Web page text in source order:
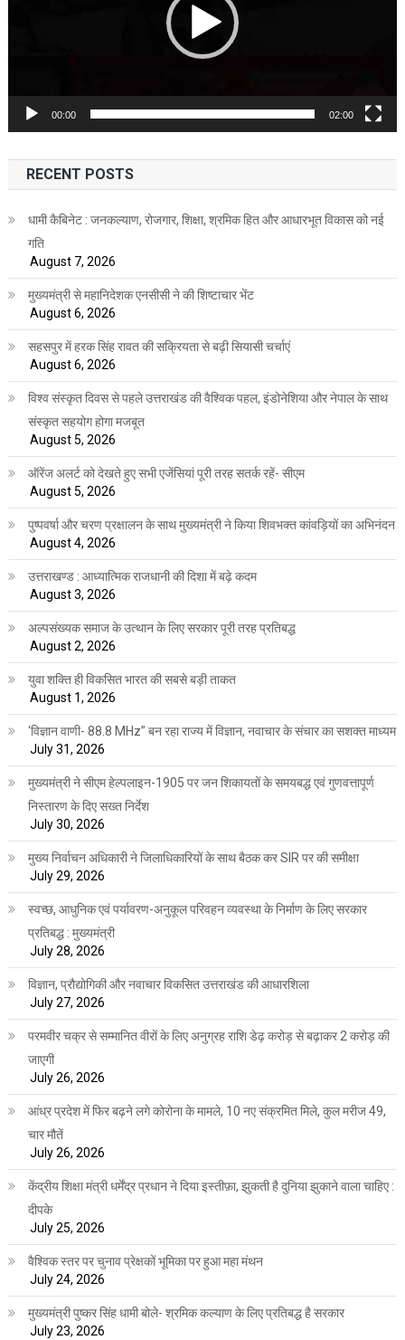
00:00 02:00
RECENT POSTS
धामी कैबिनेट : जनकल्याण, रोजगार, शिक्षा, श्रमिक हित और आधारभूत विकास को नई
गति
August 7, 2026
मुख्यमंत्री से महानिदेशक एनसीसी ने की शिष्टाचार भेंट
August 6, 2026
सहसपुर में हरक सिंह रावत की सक्रियता से बढ़ी सियासी चर्चाएं
August 6, 2026
विश्व संस्कृत दिवस से पहले उत्तराखंड की वैश्विक पहल, इंडोनेशिया और नेपाल के साथ
संस्कृत सहयोग होगा मजबूत
August 5, 2026
ऑरेंज अलर्ट को देखते हुए सभी एजेंसियां पूरी तरह सतर्क रहें- सीएम
August 5, 2026
पुष्पवर्षा और चरण प्रक्षालन के साथ मुख्यमंत्री ने किया शिवभक्त कांवड़ियों का अभिनंदन
August 4, 2026
उत्तराखण्ड : आध्यात्मिक राजधानी की दिशा में बढ़े कदम
August 3, 2026
अल्पसंख्यक समाज के उत्थान के लिए सरकार पूरी तरह प्रतिबद्ध
August 2, 2026
युवा शक्ति ही विकसित भारत की सबसे बड़ी ताकत
August 1, 2026
‘विज्ञान वाणी- 88.8 MHz” बन रहा राज्य में विज्ञान, नवाचार के संचार का सशक्त माध्यम
July 31, 2026
मुख्यमंत्री ने सीएम हेल्पलाइन-1905 पर जन शिकायतों के समयबद्ध एवं गुणवत्तापूर्ण
निस्तारण के दिए सख्त निर्देश
July 30, 2026
मुख्य निर्वाचन अधिकारी ने जिलाधिकारियों के साथ बैठक कर SIR पर की समीक्षा
July 29, 2026
स्वच्छ, आधुनिक एवं पर्यावरण-अनुकूल परिवहन व्यवस्था के निर्माण के लिए सरकार
प्रतिबद्ध : मुख्यमंत्री
July 28, 2026
विज्ञान, प्रौद्योगिकी और नवाचार विकसित उत्तराखंड की आधारशिला
July 27, 2026
परमवीर चक्र से सम्मानित वीरों के लिए अनुग्रह राशि डेढ़ करोड़ से बढ़ाकर 2 करोड़ की
जाएगी
July 26, 2026
आंध्र प्रदेश में फिर बढ़ने लगे कोरोना के मामले, 10 नए संक्रमित मिले, कुल मरीज 49,
चार मौतें
July 26, 2026
केंद्रीय शिक्षा मंत्री धर्मेंद्र प्रधान ने दिया इस्तीफ़ा, झुकती है दुनिया झुकाने वाला चाहिए :
दीपके
July 25, 2026
वैश्विक स्तर पर चुनाव प्रेक्षकों भूमिका पर हुआ महा मंथन
July 24, 2026
मुख्यमंत्री पुष्कर सिंह धामी बोले- श्रमिक कल्याण के लिए प्रतिबद्ध है सरकार
July 23, 2026